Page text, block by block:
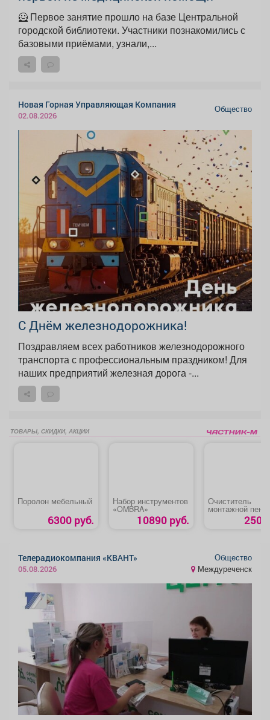
🦸 Первое занятие прошло на базе Центральной
городской библиотеки. Участники познакомились с
базовыми приёмами, узнали,...
Новая Горная Управляющая Компания
02.08.2026
Общество
С Днём железнодорожника!
Поздравляем всех работников железнодорожного
транспорта с профессиональным праздником! Для
наших предприятий железная дорога -...
ТОВАРЫ, СКИДКИ, АКЦИИ
Поролон мебельный
6300 руб.
Набор инструментов
«OMBRA»
10890 руб.
Очиститель
монтажной пены
250
Телерадиокомпания «КВАНТ»
05.08.2026
Общество
Междуреченск